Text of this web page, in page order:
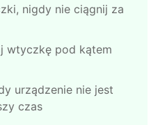
nigdy nie ciągnij za
wtyczkę pod kątem
urządzenie nie jest
czas